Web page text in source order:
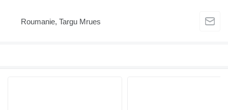
Roumanie, Targu Mrues